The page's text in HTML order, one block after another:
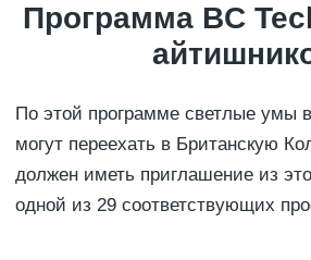
Программа BC
По этой программе светлые умы
могут переехать в Британскую
должен иметь приглашение из
одной из 29 соответствующих